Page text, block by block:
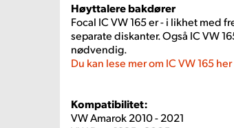
Høyttalere bakdører
Focal IC VW 165 er - i likhet med
separate diskanter. Også IC VW
nødvendig.
Du kan lese mer om IC VW 165 her
Kompatibilitet:
VW Amarok 2010 - 2021